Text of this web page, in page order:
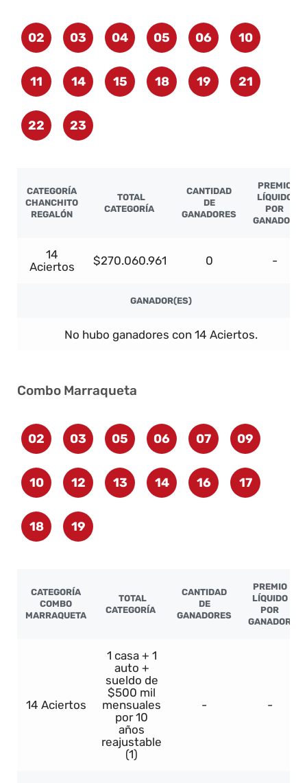
02 03 04 05 06 10
11 14 15 18 19 21
22 23
CATEGORÍA
CHANCHITO
REGALÓN
TOTAL
CATEGORÍA
CANTIDAD
DE
GANADORES
PREMIO
LÍQUIDO
POR
GANADOR
14
Aciertos
$270.060.961 0 -
GANADOR(ES)
No hubo ganadores con 14 Aciertos.
Combo Marraqueta
02 03 05 06 07 09
10 12 13 14 16 17
18 19
CATEGORÍA
COMBO
MARRAQUETA
TOTAL
CATEGORÍA
CANTIDAD
DE
GANADORES
PREMIO
LÍQUIDO
POR
GANADOR
14 Aciertos
1 casa + 1
auto +
sueldo de
$500 mil
mensuales
por 10
años
reajustable
(1)
- -